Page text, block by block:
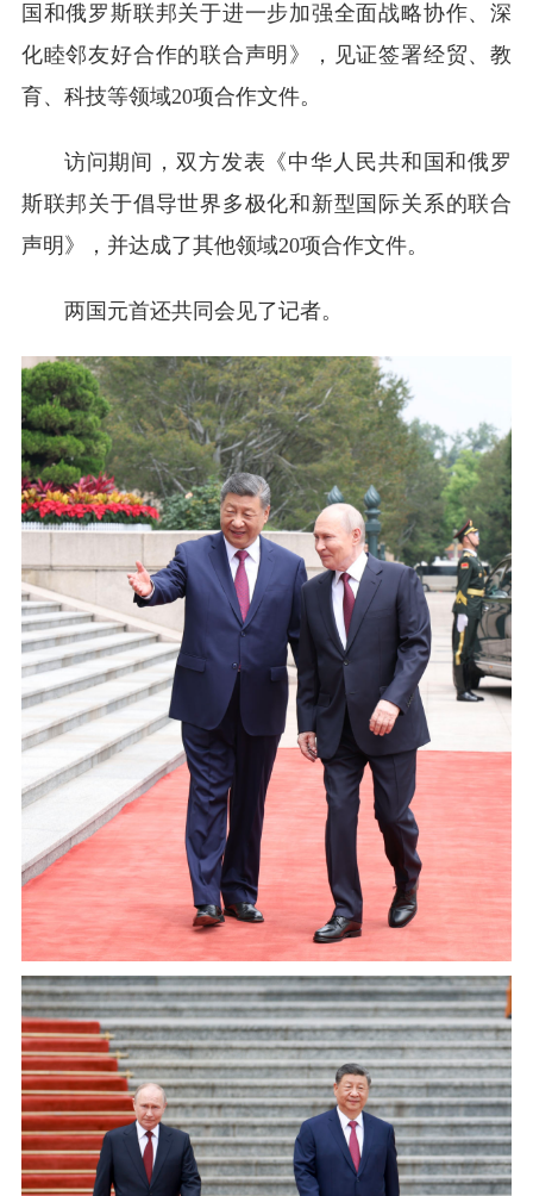
国和俄罗斯联邦关于进一步加强全面战略协作、深
化睦邻友好合作的联合声明》，见证签署经贸、教
育、科技等领域20项合作文件。
访问期间，双方发表《中华人民共和国和俄罗
斯联邦关于倡导世界多极化和新型国际关系的联合
声明》，并达成了其他领域20项合作文件。
两国元首还共同会见了记者。